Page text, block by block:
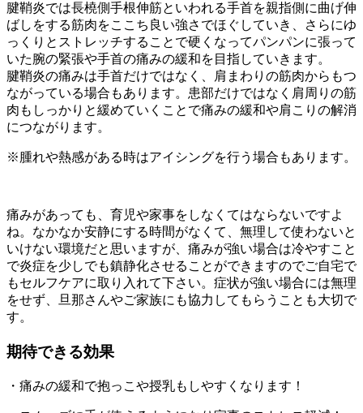
腱鞘炎では長橈側手根伸筋といわれる手首を親指側に曲げ伸
ばしをする筋肉をここち良い強さでほぐしていき、さらにゆ
っくりとストレッチすることで硬くなってパンパンに張って
いた腕の緊張や手首の痛みの緩和を目指していきます。
腱鞘炎の痛みは手首だけではなく、肩まわりの筋肉からもつ
ながっている場合もあります。患部だけではなく肩周りの筋
肉もしっかりと緩めていくことで痛みの緩和や肩こりの解消
につながります。
※腫れや熱感がある時はアイシングを行う場合もあります。
痛みがあっても、育児や家事をしなくてはならないですよ
ね。なかなか安静にする時間がなくて、無理して使わないと
いけない環境だと思いますが、痛みが強い場合は冷やすこと
で炎症を少しでも鎮静化させることができますのでご自宅で
もセルフケアに取り入れて下さい。症状が強い場合には無理
をせず、旦那さんやご家族にも協力してもらうことも大切で
す。
期待できる効果
・痛みの緩和で抱っこや授乳もしやすくなります！